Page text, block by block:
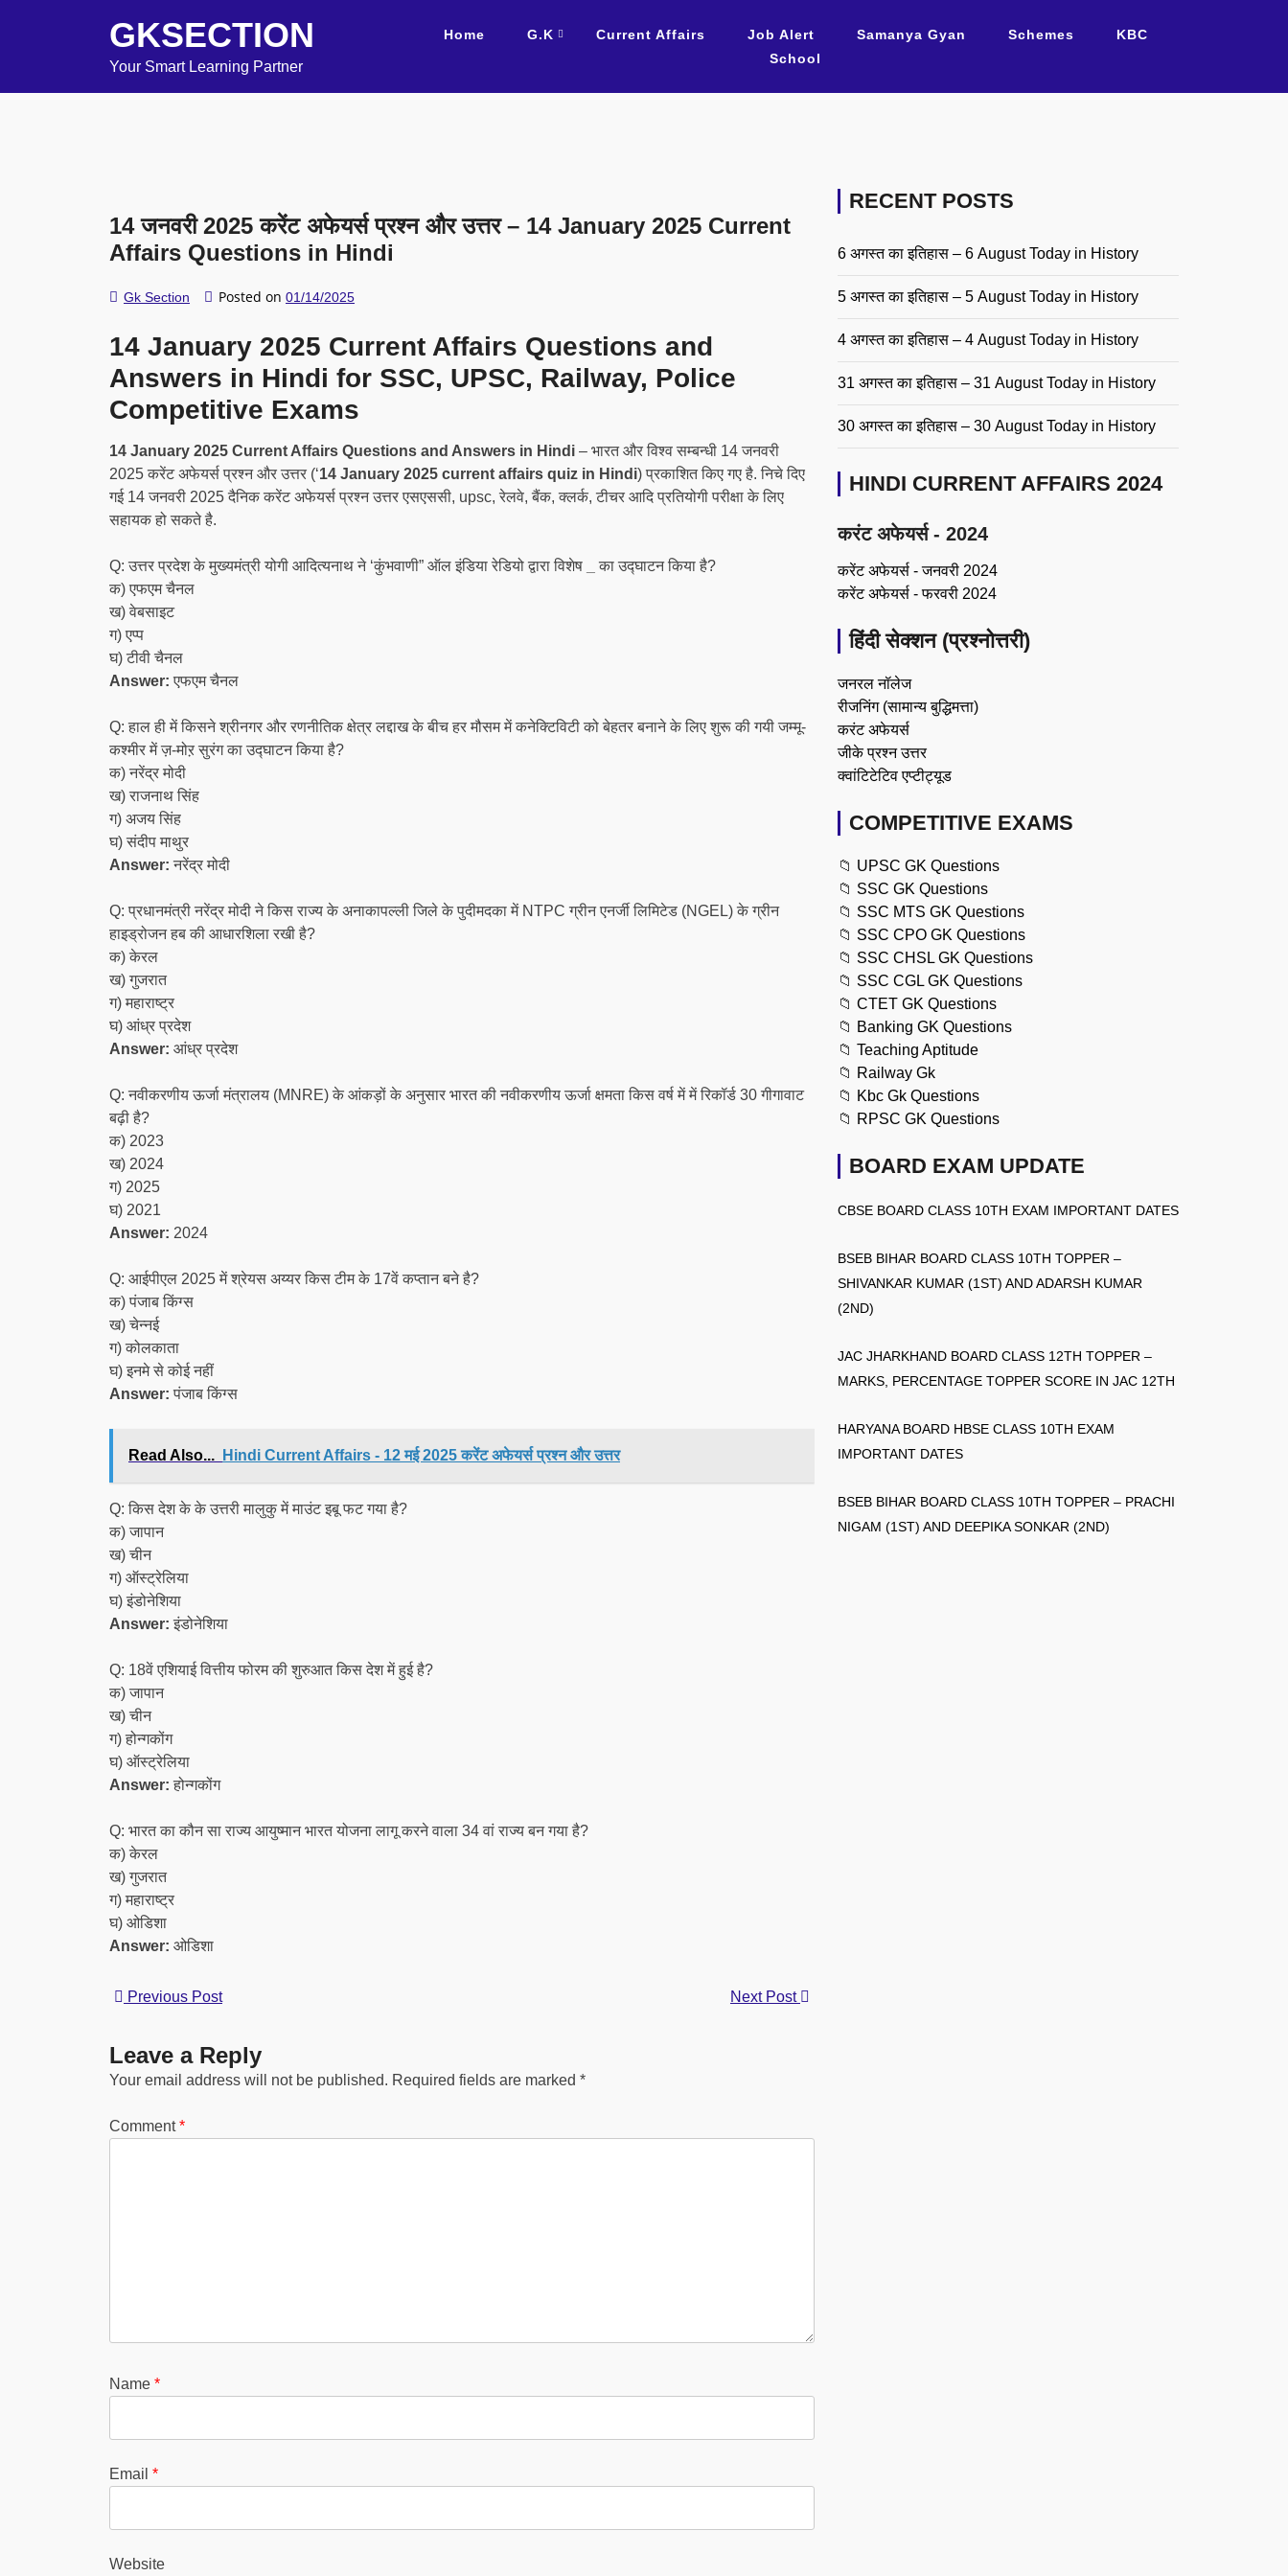
GKSECTION
Your Smart Learning Partner
Home G.K Current Affairs Job Alert Samanya Gyan Schemes
KBC
School
14 जनवरी 2025 करेंट अफेयर्स प्रश्न और उत्तर – 14 January 2025 Current
Affairs Questions in Hindi
Gk Section Posted on 01/14/2025
14 January 2025 Current Affairs Questions and
Answers in Hindi for SSC, UPSC, Railway, Police
Competitive Exams
14 January 2025 Current Affairs Questions and Answers in Hindi – भारत और विश्व सम्बन्धी 14 जनवरी
2025 करेंट अफेयर्स प्रश्न और उत्तर (‘14 January 2025 current affairs quiz in Hindi) प्रकाशित किए गए है. निचे दिए
गई 14 जनवरी 2025 दैनिक करेंट अफेयर्स प्रश्न उत्तर एसएससी, upsc, रेलवे, बैंक, क्लर्क, टीचर आदि प्रतियोगी परीक्षा के लिए
सहायक हो सकते है.
Q: उत्तर प्रदेश के मुख्यमंत्री योगी आदित्यनाथ ने ‘कुंभवाणी” ऑल इंडिया रेडियो द्वारा विशेष
का उद्घाटन किया है?
क) एफएम चैनल
ख) वेबसाइट
ग) एप्प
घ) टीवी चैनल
Answer: एफएम चैनल
Q: हाल ही में किसने श्रीनगर और रणनीतिक क्षेत्र लद्दाख के बीच हर मौसम में कनेक्टिविटी को बेहतर बनाने के लिए शुरू की गयी जम्मू-
कश्मीर में ज़-मोऱ सुरंग का उद्घाटन किया है?
क) नरेंद्र मोदी
ख) राजनाथ सिंह
ग) अजय सिंह
घ) संदीप माथुर
Answer: नरेंद्र मोदी
Q: प्रधानमंत्री नरेंद्र मोदी ने किस राज्य के अनाकापल्ली जिले के पुदीमदका में NTPC ग्रीन एनर्जी लिमिटेड (NGEL) के ग्रीन
हाइड्रोजन हब की आधारशिला रखी है?
क) केरल
ख) गुजरात
ग) महाराष्ट्र
घ) आंध्र प्रदेश
Answer: आंध्र प्रदेश
Q: नवीकरणीय ऊर्जा मंत्रालय (MNRE) के आंकड़ों के अनुसार भारत की नवीकरणीय ऊर्जा क्षमता किस वर्ष में में रिकॉर्ड 30 गीगावाट
बढ़ी है?
क) 2023
ख) 2024
ग) 2025
घ) 2021
Answer: 2024
Q: आईपीएल 2025 में श्रेयस अय्यर किस टीम के 17वें कप्तान बने है?
क) पंजाब किंग्स
ख) चेन्नई
ग) कोलकाता
घ) इनमे से कोई नहीं
Answer: पंजाब किंग्स
Read Also... Hindi Current Affairs - 12 मई 2025 करेंट अफेयर्स प्रश्न और उत्तर
Q: किस देश के के उत्तरी मालुकु में माउंट इबू फट गया है?
क) जापान
ख) चीन
ग) ऑस्ट्रेलिया
घ) इंडोनेशिया
Answer: इंडोनेशिया
Q: 18वें एशियाई वित्तीय फोरम की शुरुआत किस देश में हुई है?
क) जापान
ख) चीन
ग) होन्गकोंग
घ) ऑस्ट्रेलिया
Answer: होन्गकोंग
Q: भारत का कौन सा राज्य आयुष्मान भारत योजना लागू करने वाला 34 वां राज्य बन गया है?
क) केरल
ख) गुजरात
ग) महाराष्ट्र
घ) ओडिशा
Answer: ओडिशा
Previous Post Next Post
Leave a Reply
Your email address will not be published. Required fields are marked *
Comment*
Name *
Email *
Website
RECENT POSTS
6 अगस्त का इतिहास – 6 August Today in History
5 अगस्त का इतिहास – 5 August Today in History
4 अगस्त का इतिहास – 4 August Today in History
31 अगस्त का इतिहास – 31 August Today in History
30 अगस्त का इतिहास – 30 August Today in History
HINDI CURRENT AFFAIRS 2024
करंट अफेयर्स - 2024
करेंट अफेयर्स - जनवरी 2024
करेंट अफेयर्स - फरवरी 2024
हिंदी सेक्शन (प्रश्नोत्तरी)
जनरल नॉलेज
रीजनिंग (सामान्य बुद्धिमत्ता)
करंट अफेयर्स
जीके प्रश्न उत्तर
क्वांटिटेटिव एप्टीट्यूड
COMPETITIVE EXAMS
📁 UPSC GK Questions
📁 SSC GK Questions
📁 SSC MTS GK Questions
📁 SSC CPO GK Questions
📁 SSC CHSL GK Questions
📁 SSC CGL GK Questions
📁 CTET GK Questions
📁 Banking GK Questions
📁 Teaching Aptitude
📁 Railway Gk
📁 Kbc Gk Questions
📁 RPSC GK Questions
BOARD EXAM UPDATE
CBSE BOARD CLASS 10TH EXAM IMPORTANT DATES
BSEB BIHAR BOARD CLASS 10TH TOPPER –
SHIVANKAR KUMAR (1ST) AND ADARSH KUMAR
(2ND)
JAC JHARKHAND BOARD CLASS 12TH TOPPER –
MARKS, PERCENTAGE TOPPER SCORE IN JAC 12TH
HARYANA BOARD HBSE CLASS 10TH EXAM
IMPORTANT DATES
BSEB BIHAR BOARD CLASS 10TH TOPPER – PRACHI
NIGAM (1ST) AND DEEPIKA SONKAR (2ND)